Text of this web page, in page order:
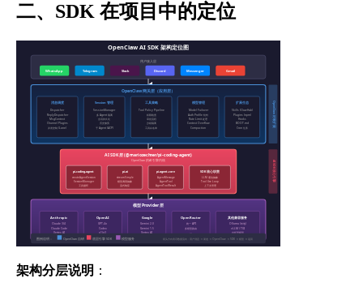
二、SDK 在项目中的定位
OpenClaw AI SDK 架构定位图
用户接入层
WhatsApp Telegram Slack Discord Messenger Gmail
OpenClaw 网关层（应用层）
消息调度
Dispatcher
ReplyDispatcher
MsgContext
Channel Plugins
并发控制 (Lane)
Session 管理
SessionManager
多 Agent 隔离
会话持久化
历史修剪
子 Agent (ACP)
工具策略
Tool Policy Pipeline
权限检查
审批流程
沙箱隔离
工具白名单
模型管理
Model Failover
Auth Profile 轮转
Rate Limit 处理
Context Overflow
Compaction
扩展生态
Skills (ClawHub)
Plugins (npm)
Hooks
BOOT.md
Cron 任务
AI SDK 层 (@mariozechner/pi-coding-agent)
OpenClaw 的 AI 引擎内核
pi-coding-agent
createAgentSession
SessionManager
工具循环
pi-ai
streamSimple
模型调用抽象
流式响应
pi-agent-core
AgentMessage
AgentTool
AgentToolResult
SDK 核心职责
LLM 通信抽象
Tool Use Loop
上下文管理
模型 Provider 层
Anthropic
Claude 3/4
Claude Code
Vertex AI
OpenAI
GPT-4o
Codex
o1/o3
Google
Gemini 2.0
Gemini 1.5
Vertex AI
OpenRouter
统一 API
多模型路由
其他兼容服务
Ollama (本地)
vLLM / TGI
自托管模型
OpenClaw 封装扩展
AI SDK 核心引擎
图例说明： OpenClaw 自研 底层引擎 SDK 模型服务 箭头方向表示数据流向：用户消息 → 渠道 → OpenClaw → SDK → 模型 → 返回
架构分层说明 ：